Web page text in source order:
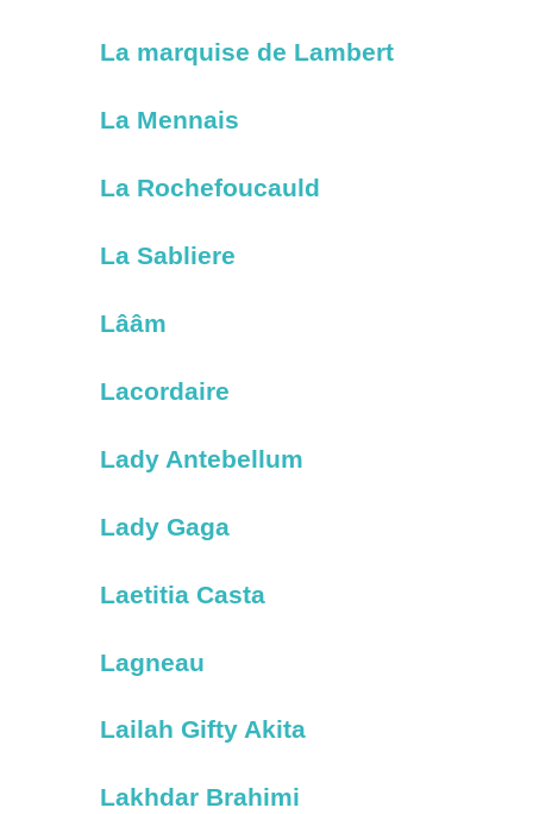
La marquise de Lambert
La Mennais
La Rochefoucauld
La Sabliere
Lââm
Lacordaire
Lady Antebellum
Lady Gaga
Laetitia Casta
Lagneau
Lailah Gifty Akita
Lakhdar Brahimi